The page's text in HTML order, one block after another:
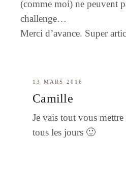
(comme moi) ne peuvent
challenge…
Merci d’avance. Super
13 MARS 2016
Camille
Je vais tout vous
tous les jours 🙂